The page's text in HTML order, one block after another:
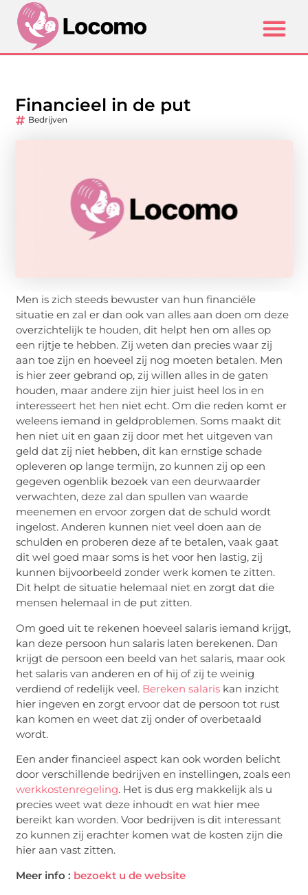
Financieel in de put
Bedrijven
Men is zich steeds bewuster van hun financiële
situatie en zal er dan ook van alles aan doen om deze
overzichtelijk te houden, dit helpt hen om alles op
een rijtje te hebben. Zij weten dan precies waar zij
aan toe zijn en hoeveel zij nog moeten betalen. Men
is hier zeer gebrand op, zij willen alles in de gaten
houden, maar andere zijn hier juist heel los in en
interesseert het hen niet echt. Om die reden komt er
weleens iemand in geldproblemen. Soms maakt dit
hen niet uit en gaan zij door met het uitgeven van
geld dat zij niet hebben, dit kan ernstige schade
opleveren op lange termijn, zo kunnen zij op een
gegeven ogenblik bezoek van een deurwaarder
verwachten, deze zal dan spullen van waarde
meenemen en ervoor zorgen dat de schuld wordt
ingelost. Anderen kunnen niet veel doen aan de
schulden en proberen deze af te betalen, vaak gaat
dit wel goed maar soms is het voor hen lastig, zij
kunnen bijvoorbeeld zonder werk komen te zitten.
Dit helpt de situatie helemaal niet en zorgt dat die
mensen helemaal in de put zitten.
Om goed uit te rekenen hoeveel salaris iemand krijgt,
kan deze persoon hun salaris laten berekenen. Dan
krijgt de persoon een beeld van het salaris, maar ook
het salaris van anderen en of hij of zij te weinig
verdiend of redelijk veel. Bereken salaris kan inzicht
hier ingeven en zorgt ervoor dat de persoon tot rust
kan komen en weet dat zij onder of overbetaald
wordt.
Een ander financieel aspect kan ook worden belicht
door verschillende bedrijven en instellingen, zoals een
werkkostenregeling. Het is dus erg makkelijk als u
precies weet wat deze inhoudt en wat hier mee
bereikt kan worden. Voor bedrijven is dit interessant
zo kunnen zij erachter komen wat de kosten zijn die
hier aan vast zitten.
Meer info : bezoekt u de website